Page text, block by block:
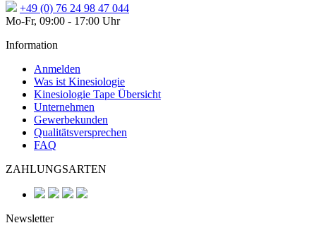
+49 (0) 76 24 98 47 044
Mo-Fr, 09:00 - 17:00 Uhr
Information
Anmelden
Was ist Kinesiologie
Kinesiologie Tape Übersicht
Unternehmen
Gewerbekunden
Qualitätsversprechen
FAQ
ZAHLUNGSARTEN
Newsletter